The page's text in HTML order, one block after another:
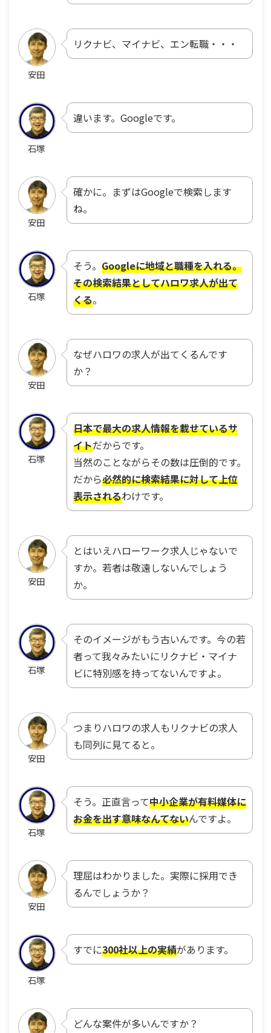
安田
リクナビ、マイナビ、エン転職・・・
石塚
違います。Googleです。
安田
確かに。まずはGoogleで検索します
ね。
石塚
そう。 Googleに地域と職種を入れる。
その検索結果としてハロワ求人が出て
くる。
安田
なぜハロワの求人が出てくるんです
か？
石塚
日本で最大の求人情報を載せているサ
イトだからです。
当然のことながらその数は圧倒的です。
だから必然的に検索結果に対して上位
表示されるわけです。
安田
とはいえハローワーク求人じゃないで
すか。若者は敬遠しないんでしょう
か。
石塚
そのイメージがもう古いんです。今の若
者って我々みたいにリクナビ・マイナ
ビに特別感を持ってないんですよ。
安田
つまりハロワの求人もリクナビの求人
も同列に見てると。
石塚
そう。正直言って中小企業が有料媒体に
お金を出す意味なんてないんですよ。
安田
理屈はわかりました。実際に採用でき
るんでしょうか？
石塚
すでに300社以上の実績があります。
どんな案件が多いんですか？